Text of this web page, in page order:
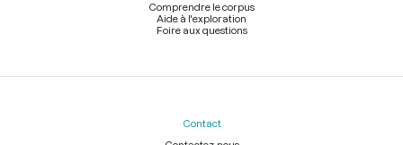
Comprendre le corpus
Aide à l'exploration
Foire aux questions
Contact